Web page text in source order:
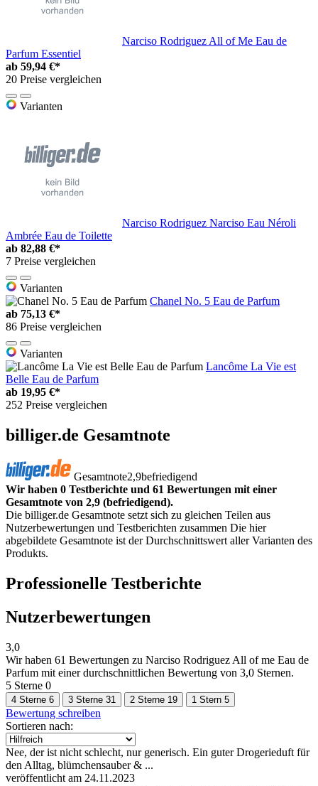
Narciso Rodriguez All of Me Eau de
Parfum Essentiel
ab 59,94 €*
20 Preise vergleichen
Varianten
Narciso Rodriguez Narciso Eau Néroli
Ambrée Eau de Toilette
ab 82,88 €*
7 Preise vergleichen
Varianten
Chanel No. 5 Eau de Parfum
ab 75,13 €*
86 Preise vergleichen
Varianten
Lancôme La Vie est
Belle Eau de Parfum
ab 19,95 €*
252 Preise vergleichen
billiger.de Gesamtnote
Gesamtnote2,9befriedigend
Wir haben 0 Testberichte und 61 Bewertungen mit einer
Gesamtnote von 2,9 (befriedigend).
Die billiger.de Gesamtnote setzt sich zu gleichen Teilen aus
Nutzerbewertungen und Testberichten zusammen Die hier
abgebildete Gesamtnote ist der Durchschnittswert aller Varianten des
Produkts.
Professionelle Testberichte
Nutzerbewertungen
3,0
Wir haben 61 Bewertungen zu Narciso Rodriguez All of me Eau de
Parfum mit einer durchschnittlichen Bewertung von 3,0 Sternen.
5 Sterne 0
4 Sterne 6 3 Sterne 31 2 Sterne 19 1 Stern 5
Bewertung schreiben
Sortieren nach:
Nee, der ist nicht schlecht, nur generisch. Ein guter Drogerieduft für
den Alltag, blümchensauber & ...
veröffentlicht am 24.11.2023